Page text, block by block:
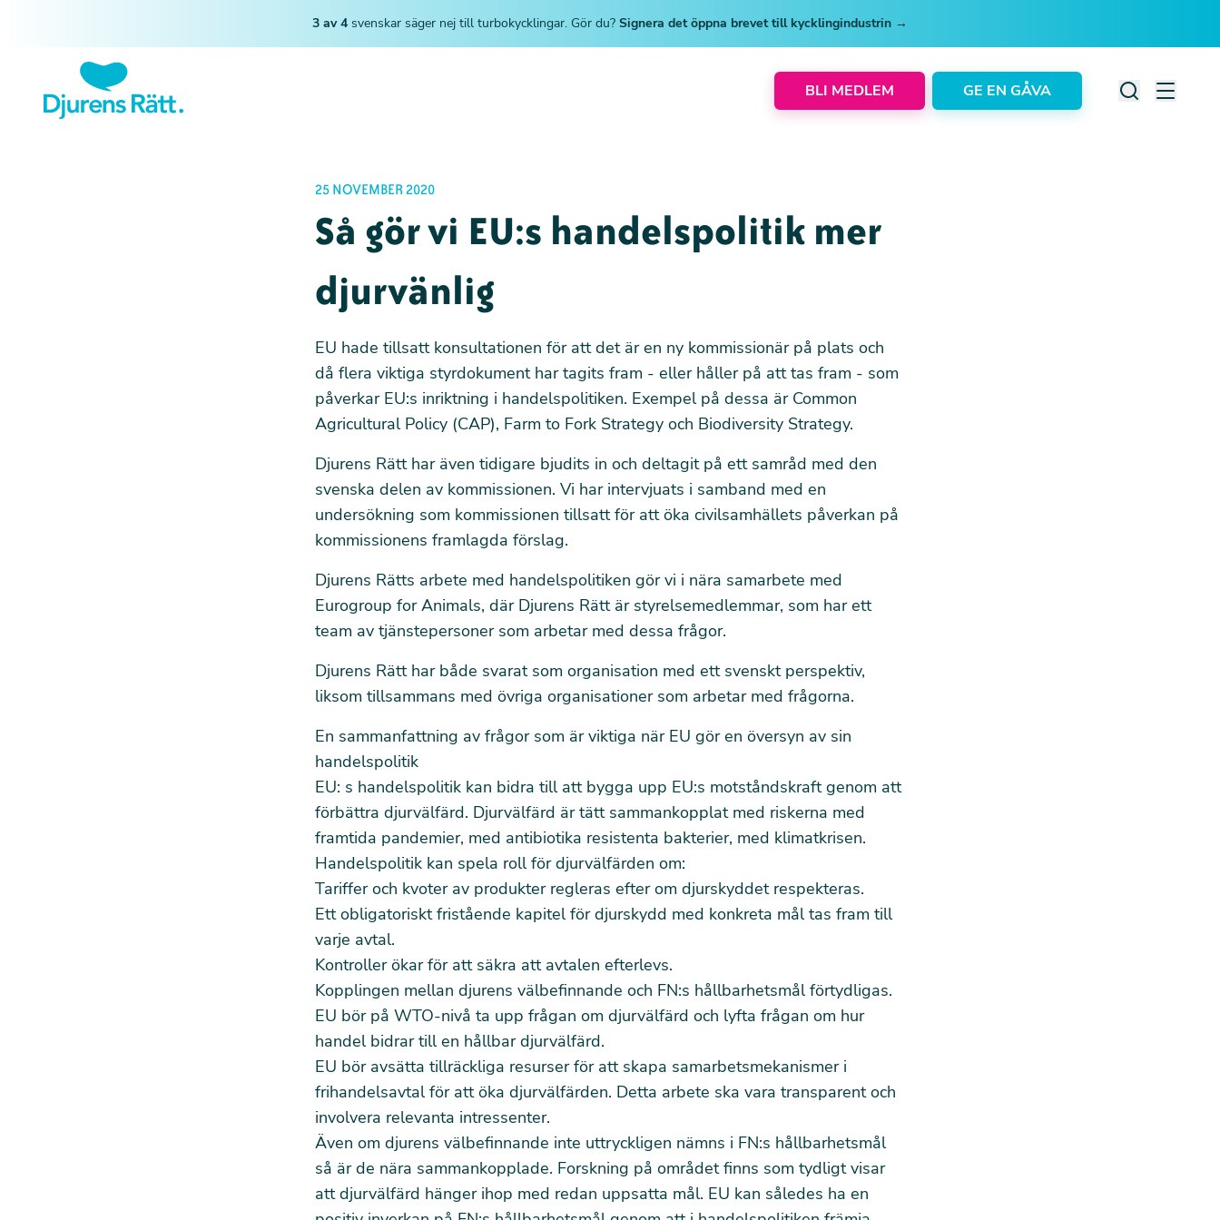
3 av 4 svenskar säger nej till turbokycklingar. Gör du? Signera det öppna brevet till kycklingindustrin →
BLI MEDLEM GE EN GÅVA
25 NOVEMBER 2020
Så gör vi EU:s handelspolitik mer
djurvänlig
EU hade tillsatt konsultationen för att det är en ny kommissionär på plats och
då flera viktiga styrdokument har tagits fram - eller håller på att tas fram - som
påverkar EU:s inriktning i handelspolitiken. Exempel på dessa är Common
Agricultural Policy (CAP), Farm to Fork Strategy och Biodiversity Strategy.
Djurens Rätt har även tidigare bjudits in och deltagit på ett samråd med den
svenska delen av kommissionen. Vi har intervjuats i samband med en
undersökning som kommissionen tillsatt för att öka civilsamhällets påverkan på
kommissionens framlagda förslag.
Djurens Rätts arbete med handelspolitiken gör vi i nära samarbete med
Eurogroup for Animals, där Djurens Rätt är styrelsemedlemmar, som har ett
team av tjänstepersoner som arbetar med dessa frågor.
Djurens Rätt har både svarat som organisation med ett svenskt perspektiv,
liksom tillsammans med övriga organisationersom arbetar med frågorna.
En sammanfattning av frågor som är viktiga när EU gör en översyn av sin
handelspolitik
EU: s handelspolitik kan bidra till att bygga upp EU:s motståndskraft genom att
förbättra djurvälfärd. Djurvälfärd är tätt sammankopplat med riskerna med
framtida pandemier, med antibiotika resistenta bakterier, med klimatkrisen.
Handelspolitik kan spela roll för djurvälfärden om:
Tariffer och kvoter av produkter regleras efter om djurskyddet respekteras.
Ett obligatoriskt fristående kapitel för djurskydd med konkreta mål tas fram till
varje avtal.
Kontroller ökar för att säkra att avtalen efterlevs.
Kopplingen mellan djurens välbefinnande och FN:s hållbarhetsmål förtydligas.
EU bör på WTO-nivå ta upp frågan om djurvälfärd och lyfta frågan om hur
handel bidrar till en hållbar djurvälfärd.
EU bör avsätta tillräckliga resurser för att skapa samarbetsmekanismer i
frihandelsavtal för att öka djurvälfärden. Detta arbete ska vara transparent och
involvera relevanta intressenter.
Även om djurens välbefinnande inte uttryckligen nämns i FN:s hållbarhetsmål
så är de nära sammankopplade. Forskning på området finns som tydligt visar
att djurvälfärd hänger ihop med redan uppsatta mål. EU kan således ha en